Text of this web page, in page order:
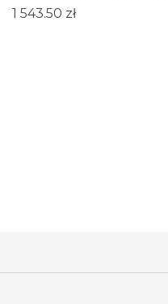
1 543.50 zł